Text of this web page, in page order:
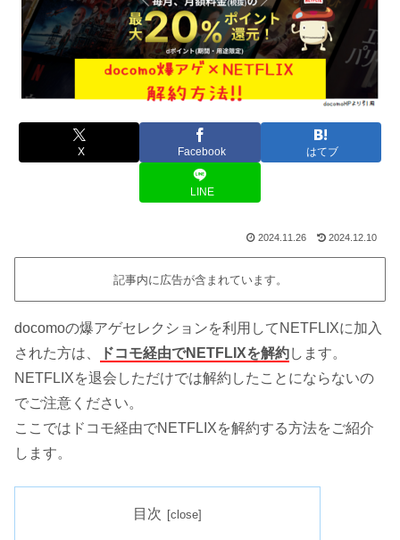
X Facebook はてブ
LINE
2024.11.26 2024.12.10
記事内に広告が含まれています。
docomoの爆アゲセレクションを利用してNETFLIXに加入
された方は、
ドコモ経由でNETFLIXを解約します。
NETFLIXを退会しただけでは解約したことにならないの
でご注意ください。
ここではドコモ経由でNETFLIXを解約する方法をご紹介
します。
目次